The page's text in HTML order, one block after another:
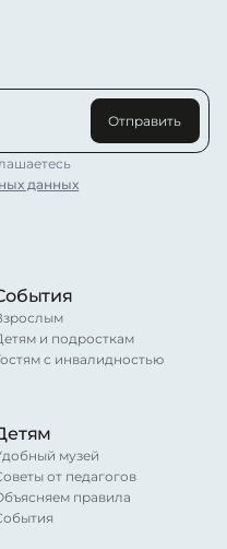
Отправить
данных
и подросткам
с инвалидностью
музей
от педагогов
правила